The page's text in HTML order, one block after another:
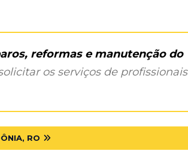
reformas e manutenção do
os serviços de profissionais
RO